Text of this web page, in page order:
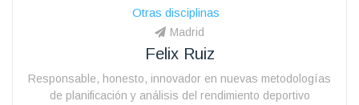
Otras disciplinas
Madrid
Felix Ruiz
Responsable, honesto, innovador en nuevas metodologías
de planificación y análisis del rendimiento deportivo